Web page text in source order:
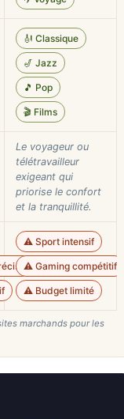
🎻 Classique
🎷 Jazz
🎵 Pop
🎬 Films
Le voyageur ou
télétravailleur
exigeant qui
priorise le confort
et la tranquillité.
⚠️ Sport intensif
⚠️ Gaming compétitif
⚠️ Budget limité
marchands pour les